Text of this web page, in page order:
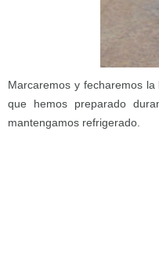
Marcaremos y fecharemos
que hemos preparado
mantengamos refrigerado.